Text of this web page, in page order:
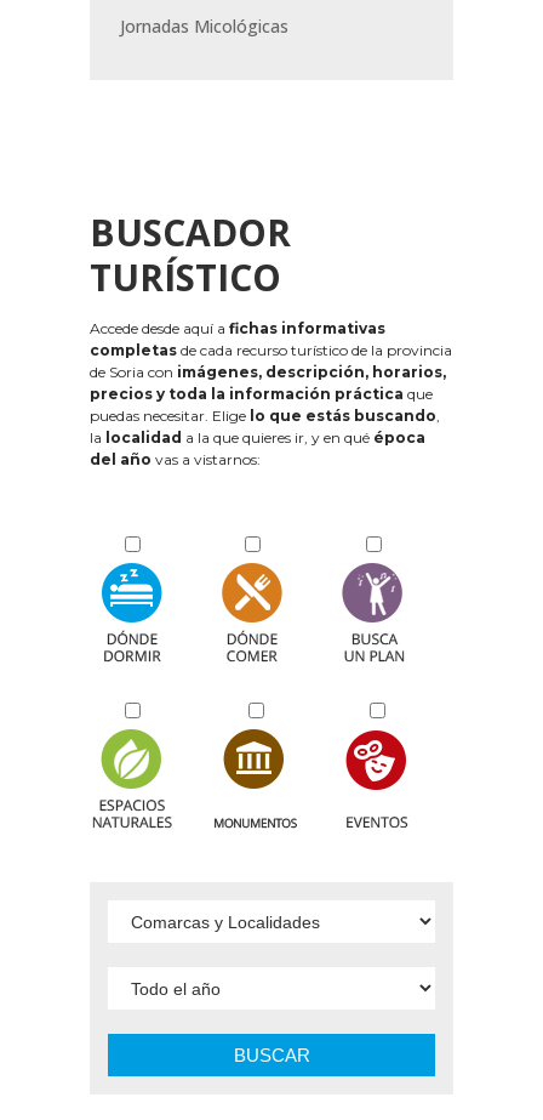
Jornadas Micológicas
BUSCADOR
TURÍSTICO
Accede desde aquí a fichas informativas
completas de cada recurso turístico de la provincia
de Soria con imágenes, descripción, horarios,
precios y toda la información práctica que
puedas necesitar. Elige lo que estás buscando,
la localidad a la que quieres ir, y en qué época
del año vas a vistarnos:
BUSCAR